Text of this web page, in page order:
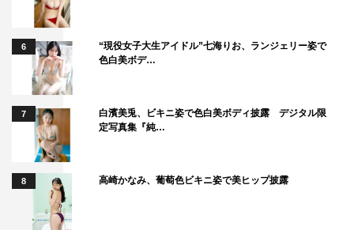
「昔からフジテレビのドラマがすごく好きなので、出られ
るのが夢みたいです。家族に報告しようと思います！」
◆今回はアクションシーンもあります。
「難しかったです。2～3時間しか練習する時間がなく、そ
の間ムチを振り回しすぎて、手に力が入らなくなりまし
た。まず、こんなにも体力が衰えていることにショックを
受けました（笑）。元々、器械体操をやっていたし、ジム
6
“現役女子大生アイドル”七海りお、ランジェリー姿で
色白美ボデ…
7
白濱美兎、ビキニ姿で色白美ボディ披露 デジタル限
定写真集『純…
8 高崎かなみ、葡萄色ビキニ姿で美ヒップ披露